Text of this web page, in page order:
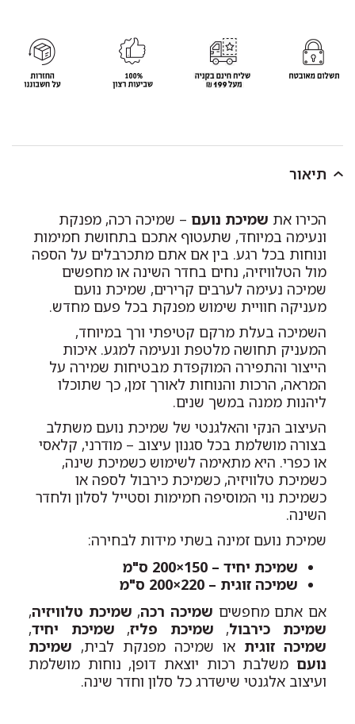
תיאור
הכירו את שמיכת נועם – שמיכה רכה, מפנקת
ונעימה במיוחד, שתעטוף אתכם בתחושת חמימות
ונוחות בכל רגע. בין אם אתם מתכרבלים על הספה
מול הטלוויזיה, נחים בחדר השינה או מחפשים
שמיכה נעימה לערבים קרירים, שמיכת נועם
מעניקה חוויית שימוש מפנקת בכל פעם מחדש.
השמיכה בעלת מרקם קטיפתי ורך במיוחד,
המעניק תחושה מלטפת ונעימה למגע. איכות
הייצור והתפירה המוקפדת מבטיחות שמירה על
המראה, הרכות והנוחות לאורך זמן, כך שתוכלו
ליהנות ממנה במשך שנים.
העיצוב הנקי והאלגנטי של שמיכת נועם משתלב
בצורה מושלמת בכל סגנון עיצוב – מודרני, קלאסי
או כפרי. היא מתאימה לשימוש כשמיכת שינה,
כשמיכת טלוויזיה, כשמיכת כירבול לספה או
כשמיכת נוי המוסיפה חמימות וסטייל לסלון ולחדר
השינה.
שמיכת נועם זמינה בשתי מידות לבחירה:
שמיכת יחיד – 150×200 ס"מ
שמיכה זוגית – 220×200 ס"מ
אם אתם מחפשים שמיכה רכה, שמיכת טלוויזיה,
שמיכת כירבול, שמיכת פליז, שמיכת יחיד,
שמיכה זוגית או שמיכה מפנקת לבית, שמיכת
נועם משלבת רכות יוצאת דופן, נוחות מושלמת
ועיצוב אלגנטי שישדרג כל סלון וחדר שינה.